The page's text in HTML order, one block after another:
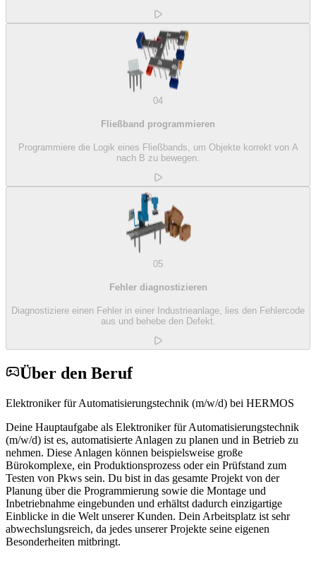
04
Fließband programmieren
Programmiere die Logik eines Fließbands, um Objekte korrekt von A
nach B zu bewegen.
05
Fehler diagnostizieren
Diagnostiziere einen Fehler in einer Industrieanlage, lies den Fehlercode
aus und behebe den Defekt.
Über den Beruf
Elektroniker für Automatisierungstechnik (m/w/d) bei HERMOS
Deine Hauptaufgabe als Elektroniker für Automatisierungstechnik
(m/w/d) ist es, automatisierte Anlagen zu planen und in Betrieb zu
nehmen. Diese Anlagen können beispielsweise große
Bürokomplexe, ein Produktionsprozess oder ein Prüfstand zum
Testen von Pkws sein. Du bist in das gesamte Projekt von der
Planung über die Programmierung sowie die Montage und
Inbetriebnahme eingebunden und erhältst dadurch einzigartige
Einblicke in die Welt unserer Kunden. Dein Arbeitsplatz ist sehr
abwechslungsreich, da jedes unserer Projekte seine eigenen
Besonderheiten mitbringt.